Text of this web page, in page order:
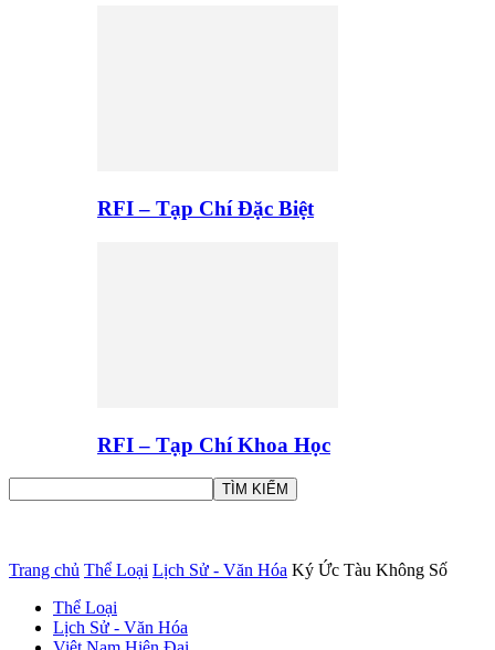
RFI – Tạp Chí Đặc Biệt
RFI – Tạp Chí Khoa Học
Trang chủ Thể Loại Lịch Sử - Văn Hóa Ký Ức Tàu Không Số
Thể Loại
Lịch Sử - Văn Hóa